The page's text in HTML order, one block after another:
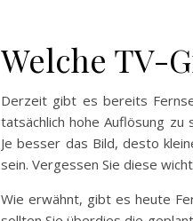
Welche TV-
Derzeit gibt es bereits
tatsächlich hohe Auflösung
Je besser das Bild, desto
sein. Vergessen Sie diese
Wie erwähnt, gibt es heute